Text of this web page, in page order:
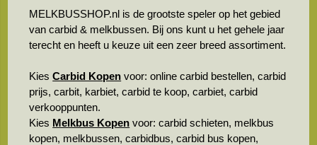
MELKBUSSHOP.nl is de grootste speler op het gebied
van carbid & melkbussen. Bij ons kunt u het gehele jaar
terecht en heeft u keuze uit een zeer breed assortiment.
KiesCarbid Kopen voor: online carbid bestellen, carbid
prijs, carbit, karbiet, carbid te koop, carbiet, carbid
verkooppunten.
Kies Melkbus Kopen voor: carbid schieten, melkbus
kopen, melkbussen, carbidbus, carbid bus kopen,